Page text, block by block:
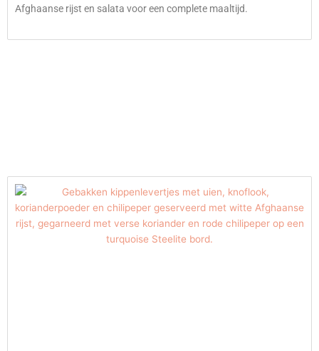
Afghaanse rijst en salata voor een complete maaltijd.